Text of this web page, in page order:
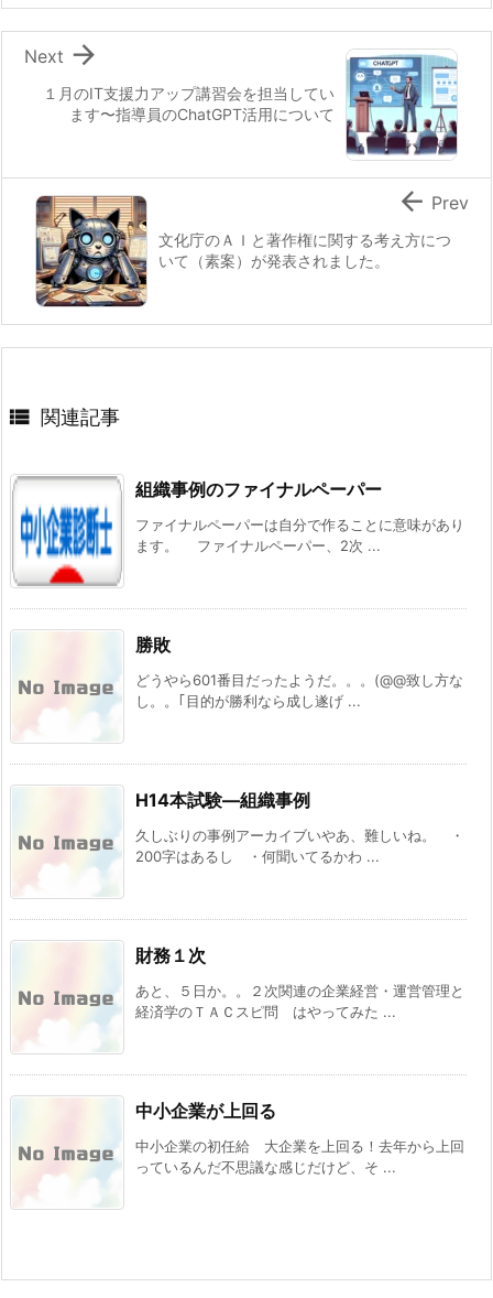
１月のIT支援力アップ講習会を担当してい
ます〜指導員のChatGPT活用について

Next
文化庁のＡＩと著作権に関する考え方につ
いて（素案）が発表されました。
 Prev
 関連記事
組織事例のファイナルペーパー
ファイナルペーパーは自分で作ることに意味があり
ます。 ファイナルペーパー、2次 ...
勝敗
どうやら601番目だったようだ。。。(@@致し方な
し。。｢目的が勝利なら成し遂げ ...
H14本試験―組織事例
久しぶりの事例アーカイブいやあ、難しいね。 ・
200字はあるし ・何聞いてるかわ ...
財務１次
あと、５日か。。２次関連の企業経営・運営管理と
経済学のＴＡＣスピ問 はやってみた ...
中小企業が上回る
中小企業の初任給 大企業を上回る！去年から上回
っているんだ不思議な感じだけど、そ ...